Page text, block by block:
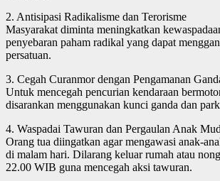
2. Antisipasi Radikalisme dan Terorisme
Masyarakat diminta meningkatkan
penyebaran paham radikal yang dapat
persatuan.
3. Cegah Curanmor dengan Pengamanan
Untuk mencegah pencurian kendaraan
disarankan menggunakan kunci ganda dan
4. Waspadai Tawuran dan Pergaulan Anak
Orang tua diingatkan agar mengawasi anak-
di malam hari. Dilarang keluar rumah atau
22.00 WIB guna mencegah aksi tawuran.